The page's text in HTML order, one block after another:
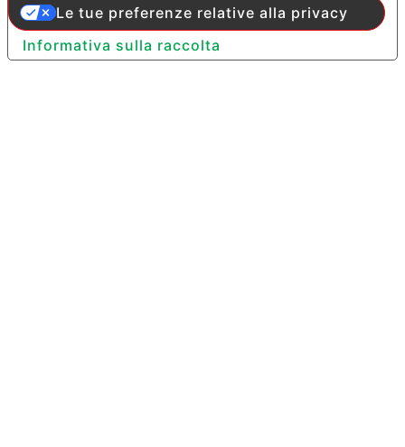
Informativa sulla raccolta
Le tue preferenze relative alla privacy